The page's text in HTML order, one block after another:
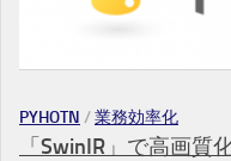
PYHOTN /業務効率化
「SwinIR」で高画質